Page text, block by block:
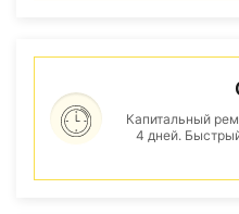
Капитальный
4 дней.